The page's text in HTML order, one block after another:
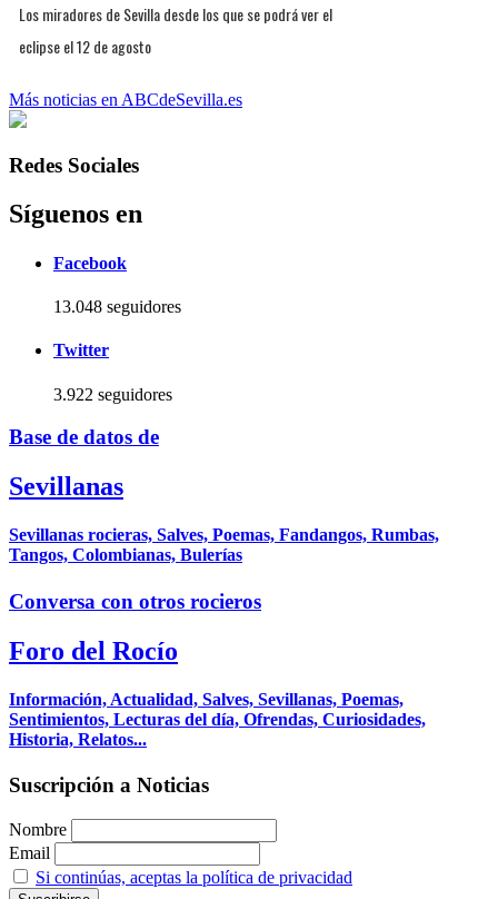
Los miradores de Sevilla desde los que se podrá ver el
eclipse el 12 de agosto
Más noticias en ABCdeSevilla.es
Redes Sociales
Síguenos en
Facebook
13.048 seguidores
Twitter
3.922 seguidores
Base de datos de
Sevillanas
Sevillanas rocieras, Salves, Poemas, Fandangos, Rumbas,
Tangos, Colombianas, Bulerías
Conversa con otros rocieros
Foro del Rocío
Información, Actualidad, Salves, Sevillanas, Poemas,
Sentimientos, Lecturas del día, Ofrendas, Curiosidades,
Historia, Relatos...
Suscripción a Noticias
Nombre
Email
Si continúas, aceptas la política de privacidad